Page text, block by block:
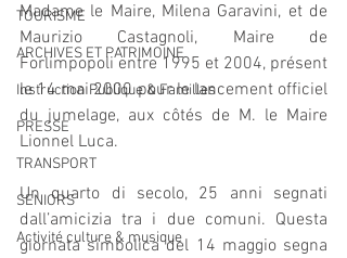
TOURISME
ARCHIVES ET PATRIMOINE
Instruction Publique & Familles
PRESSE
TRANSPORT
SENIORS
Activité culture & musique
Madame le Maire, Milena Garavini, et de
Maurizio Castagnoli, Maire de
Forlimpopoli entre 1995 et 2004, présent
le 14 mai 2000 pour le lancement officiel
du jumelage, aux côtés de M. le Maire
Lionnel Luca.
Un quarto di secolo, 25 anni segnati
dall’amicizia tra i due comuni. Questa
giornata simbolica del 14 maggio segna